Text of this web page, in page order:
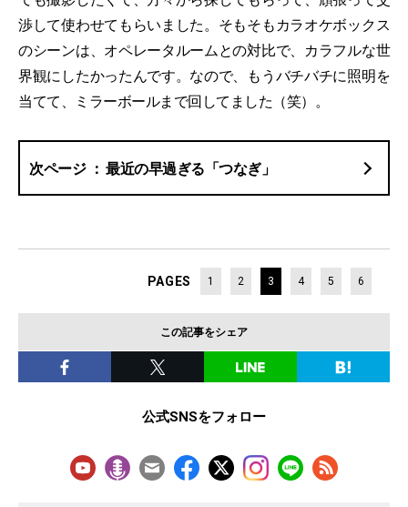
渉して使わせてもらいました。そもそもカラオケボックス
のシーンは、オペレータルームとの対比で、カラフルな世
界観にしたかったんです。なので、もうバチバチに照明を
当てて、ミラーボールまで回してました（笑）。
最近の早過ぎる「つなぎ」
PAGES 1 2 3 4 5 6
この記事をシェア
公式SNSをフォロー